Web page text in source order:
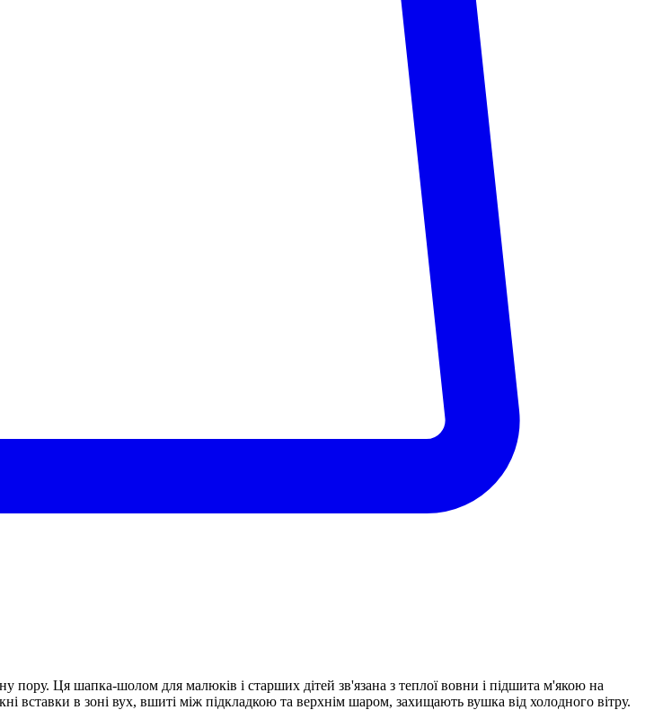
Ця шапка-шолом для малюків і старших дітей зв'язана з теплої вовни і підшита м'якою на
вставки в зоні вух, вшиті між підкладкою та верхнім шаром, захищають вушка від холодного вітру.